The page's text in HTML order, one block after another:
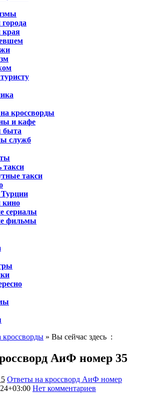
края
кроссворды
и кафе
служб
такси
такси
кино
сериалы
фильмы
кроссворды » Вы сейчас здесь :
АиФ номер 35
Ответы на кроссворд АиФ номер
Нет комментариев